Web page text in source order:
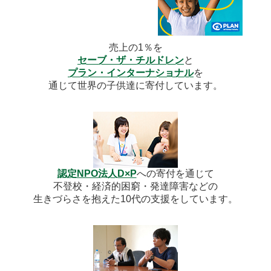
売上の1％を
セーブ・ザ・チルドレンと
プラン・インターナショナルを
通じて世界の子供達に寄付しています。
認定NPO法人D×Pへの寄付を通じて
不登校・経済的困窮・発達障害などの
生きづらさを抱えた10代の支援をしています。